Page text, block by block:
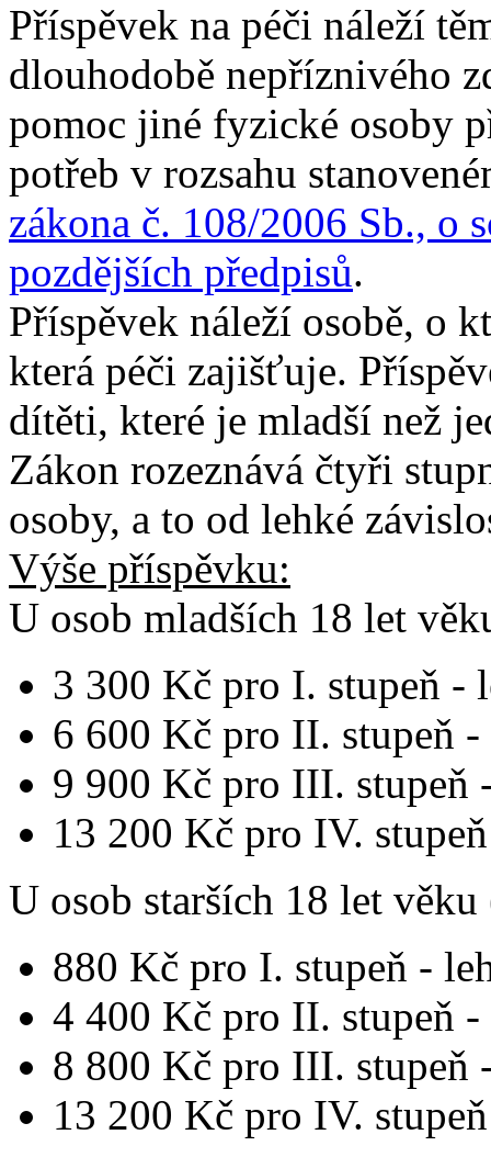
Příspěvek na péči náleží
dlouhodobě nepříznivého
pomoc jiné fyzické osoby
potřeb v rozsahu
zákona č. 108/2006 Sb., o
pozdějších předpisů.
Příspěvek náleží osobě, o
která péči zajišťuje.
dítěti, které je mladší než
Zákon rozeznává čtyři
osoby, a to od lehké
Výše příspěvku:
U osob mladších 18 let
3 300 Kč pro I. stupeň -
6 600 Kč pro II. stupeň -
9 900 Kč pro III. stupeň
13 200 Kč pro IV.
U osob starších 18 let věku
880 Kč pro I. stupeň -
4 400 Kč pro II. stupeň -
8 800 Kč pro III. stupeň
13 200 Kč pro IV.